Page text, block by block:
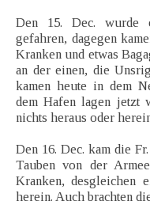
Den 15. Dec. wurde
gefahren, dagegen
Kranken und etwas
an der einen, die
kamen heute in dem
dem Hafen lagen jetzt
nichts heraus oder
Den 16. Dec. kam die
Tauben von der
Kranken, desgleichen
herein. Auch brachten